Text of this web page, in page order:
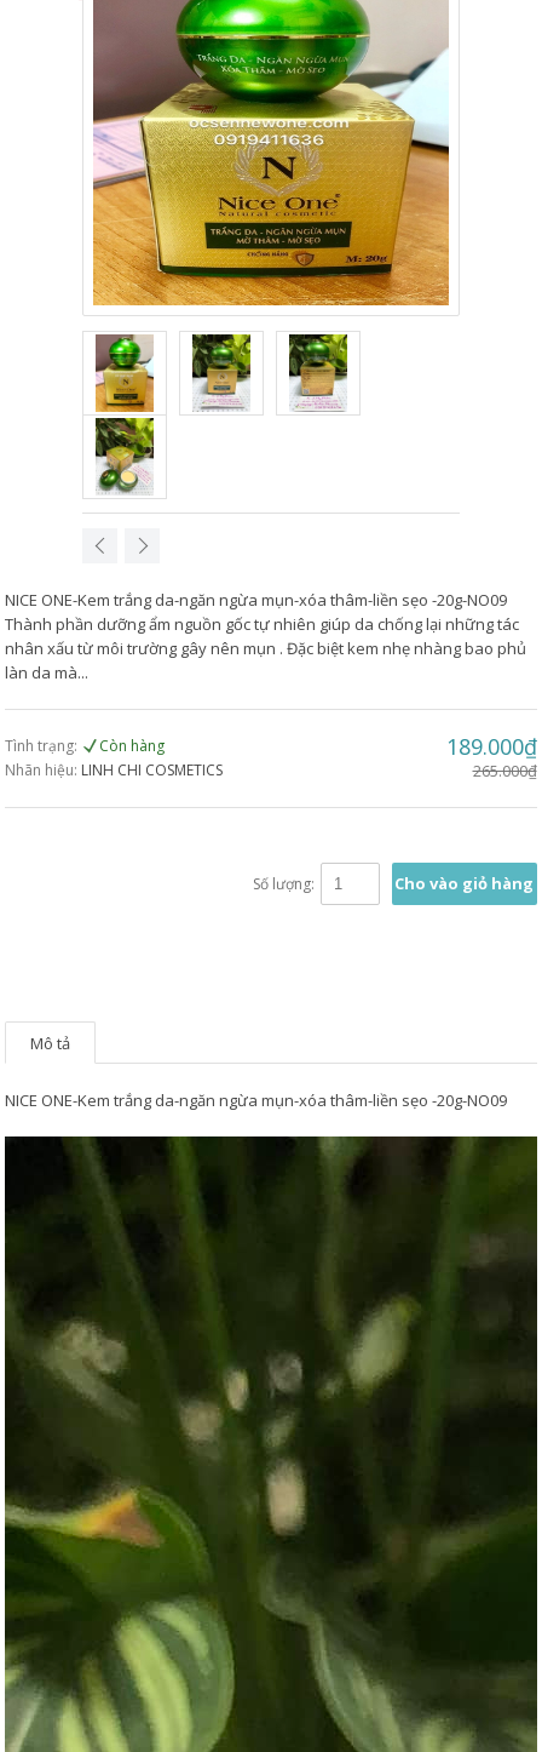
NICE ONE-Kem trắng da-ngăn ngừa mụn-xóa thâm-liền sẹo -20g-NO09
Thành phần dưỡng ẩm nguồn gốc tự nhiên giúp da chống lại những tác
nhân xấu từ môi trường gây nên mụn . Đặc biệt kem nhẹ nhàng bao phủ
làn da mà...
Tình trạng:
Còn hàng
Nhãn hiệu: LINH CHI COSMETICS
189.000₫
265.000₫
Cho vào giỏ hàng
Số lượng:
Mô tả
NICE ONE-Kem trắng da-ngăn ngừa mụn-xóa thâm-liền sẹo -20g-NO09